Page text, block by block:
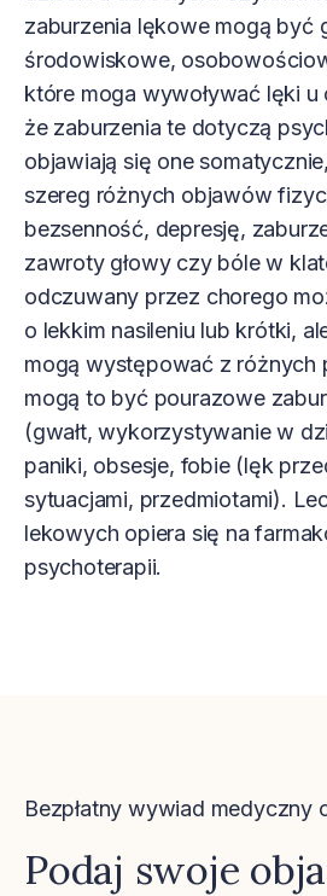
zaburzenia lękowe mogą być
środowiskowe,
które moga wywoływać lęki u
że zaburzenia te dotyczą
objawiają się one
szereg różnych objawów
bezsenność, depresję,
zawroty głowy czy bóle w
odczuwany przez chorego
o lekkim nasileniu lub krótki,
mogą występować z różnych
mogą to być pourazowe
(gwałt, wykorzystywanie w
paniki, obsesje, fobie (lęk
sytuacjami, przedmiotami).
lekowych opiera się na
psychoterapii.
Bezpłatny wywiad medyczny
Podaj swoje